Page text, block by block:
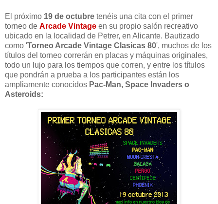
El próximo 19 de octubre tenéis una cita con el primer
torneo de Arcade Vintage en su propio salón recreativo
ubicado en la localidad de Petrer, en Alicante. Bautizado
como 'Torneo Arcade Vintage Clasicas 80', muchos de los
títulos del torneo correrán en placas y máquinas originales,
todo un lujo para los tiempos que corren, y entre los títulos
que pondrán a prueba a los participantes están los
ampliamente conocidos Pac-Man, Space Invaders o
Asteroids: